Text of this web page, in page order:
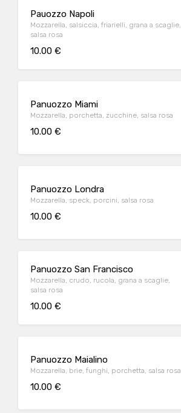
Pauozzo Napoli
Mozzarella, salsiccia, friarielli, grana a scaglie,
salsa rosa
10.00 €
Panuozzo Miami
Mozzarella, porchetta, zucchine, salsa rosa
10.00 €
Panuozzo Londra
Mozzarella, speck, porcini, salsa rosa
10.00 €
Panuozzo San Francisco
Mozzarella, crudo, rucola, grana a scaglie,
salsa rosa
10.00 €
Panuozzo Maialino
Mozzarella, brie, funghi, porchetta, salsa rosa
10.00 €